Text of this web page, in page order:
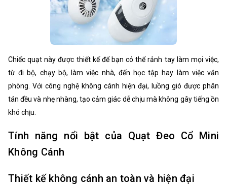
Chiếc quạt này được thiết kế để bạn có thể rảnh tay làm mọi việc,
từ đi bộ, chạy bộ, làm việc nhà, đến học tập hay làm việc văn
phòng. Với công nghệ không cánh hiện đại, luồng gió được phân
tán đều và nhẹ nhàng, tạo cảm giác dễ chịu mà không gây tiếng ồn
khó chịu.
Tính năng nổi bật của Quạt Đeo Cổ Mini
Không Cánh
Thiết kế không cánh an toàn và hiện đại